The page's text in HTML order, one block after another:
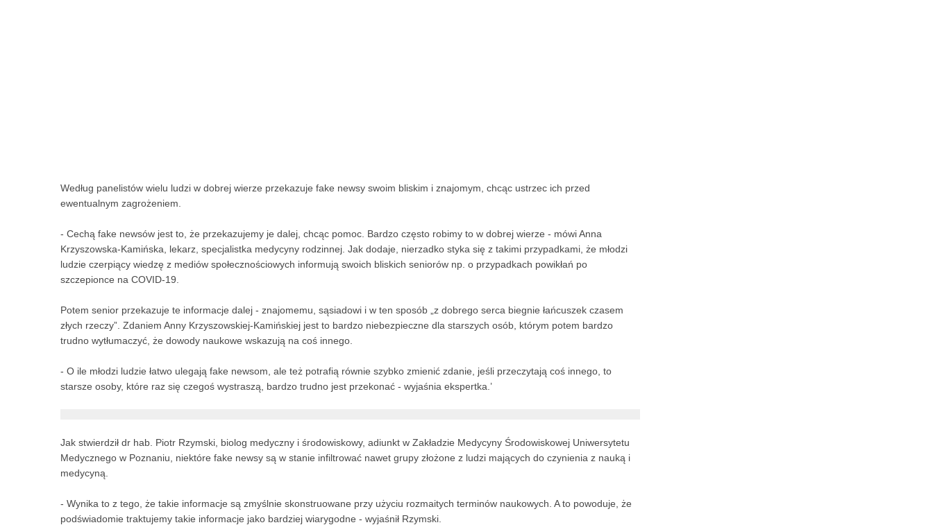
Według panelistów wielu ludzi w dobrej wierze przekazuje fake newsy swoim bliskim i znajomym, chcąc ustrzec ich przed
ewentualnym zagrożeniem.
- Cechą fake newsów jest to, że przekazujemy je dalej, chcąc pomoc. Bardzo często robimy to w dobrej wierze - mówi Anna
Krzyszowska-Kamińska, lekarz, specjalistka medycyny rodzinnej. Jak dodaje, nierzadko styka się z takimi przypadkami, że młodzi
ludzie czerpiący wiedzę z mediów społecznościowych informują swoich bliskich seniorów np. o przypadkach powikłań po
szczepionce na COVID-19.
Potem senior przekazuje te informacje dalej - znajomemu, sąsiadowi i w ten sposób „z dobrego serca biegnie łańcuszek czasem
złych rzeczy”. Zdaniem Anny Krzyszowskiej-Kamińskiej jest to bardzo niebezpieczne dla starszych osób, którym potem bardzo
trudno wytłumaczyć, że dowody naukowe wskazują na coś innego.
- O ile młodzi ludzie łatwo ulegają fake newsom, ale też potrafią równie szybko zmienić zdanie, jeśli przeczytają coś innego, to
starsze osoby, które raz się czegoś wystraszą, bardzo trudno jest przekonać - wyjaśnia ekspertka.’
Jak stwierdził dr hab. Piotr Rzymski, biolog medyczny i środowiskowy, adiunkt w Zakładzie Medycyny Środowiskowej Uniwersytetu
Medycznego w Poznaniu, niektóre fake newsy są w stanie infiltrować nawet grupy złożone z ludzi mających do czynienia z nauką i
medycyną.
- Wynika to z tego, że takie informacje są zmyślnie skonstruowane przy użyciu rozmaitych terminów naukowych. A to powoduje, że
podświadomie traktujemy takie informacje jako bardziej wiarygodne - wyjaśnił Rzymski.